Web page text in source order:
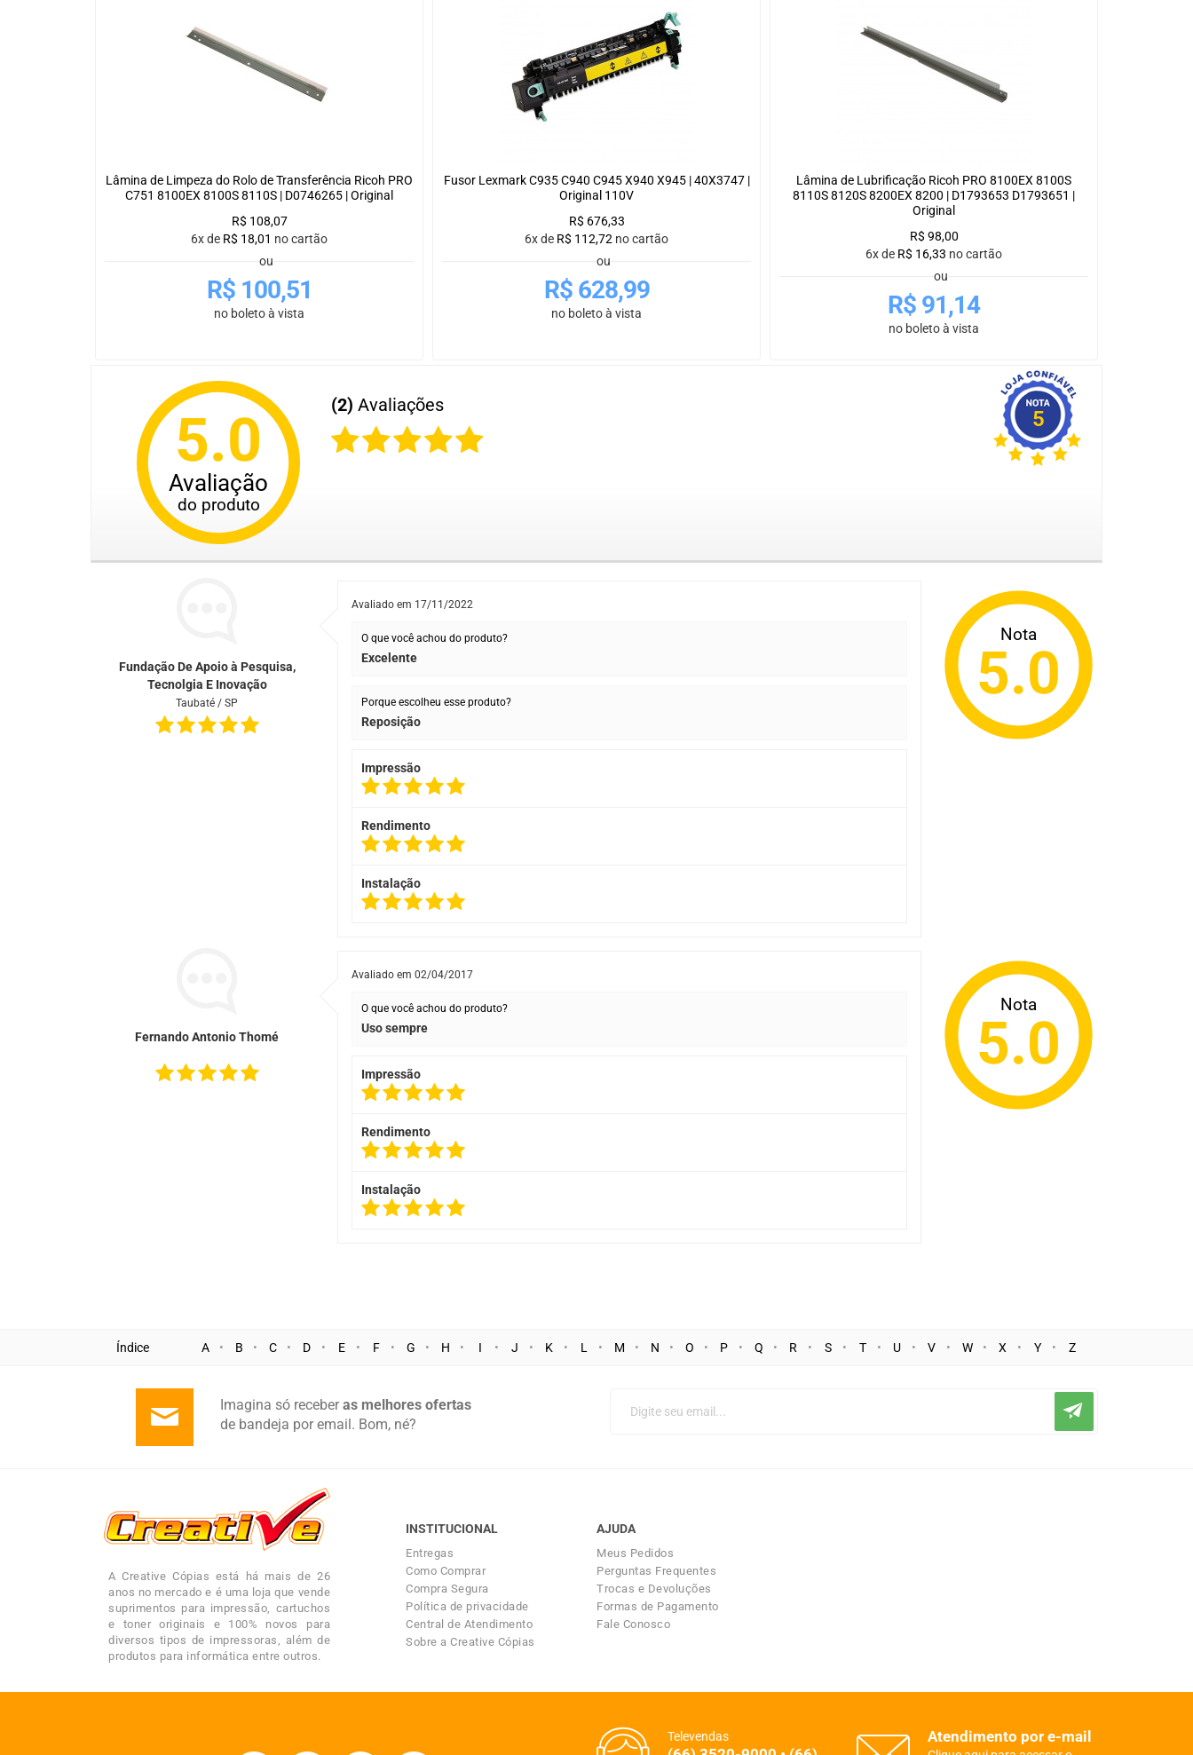
Lâmina de Limpeza do Rolo de Transferência Ricoh PRO
C751 8100EX 8100S 8110S | D0746265 | Original
R$ 108,07
6x de R$ 18,01 no cartão
ou
R$100,51
no boleto à vista
Fusor Lexmark C935 C940 C945 X940 X945 | 40X3747 |
Original 110V
R$ 676,33
6x de R$ 112,72 no cartão
ou
R$628,99
no boleto à vista
Lâmina de Lubrificação Ricoh PRO 8100EX 8100S
8110S 8120S 8200EX 8200 | D1793653 D1793651 |
Original
R$ 98,00
6x de R$ 16,33 no cartão
ou
R$ 91,14
no boleto à vista
5.0
Avaliação
do produto
(2) Avaliações
5
Fundação De Apoio à Pesquisa,
Tecnolgia E Inovação
Taubaté / SP
Avaliado em 17/11/2022
O que você achou do produto?
Excelente
Porque escolheu esse produto?
Reposição
Impressão
Rendimento
Instalação
Nota
5.0
Fernando Antonio Thomé
Avaliado em 02/04/2017
O que você achou do produto?
Uso sempre
Impressão
Rendimento
Instalação
Nota
5.0
Índice A B C D E F G H I J K L M N O P Q R S T U V W X Y Z
Imagina só receberas melhores ofertas
de bandeja por email. Bom, né?
A Creative Cópias está há mais de 26
anos no mercado e é uma loja que vende
suprimentos para impressão, cartuchos
e toner originais e 100% novos para
diversos tipos de impressoras, além de
produtos para informática entre outros.
INSTITUCIONAL
Entregas
Como Comprar
Compra Segura
Política de privacidade
Central de Atendimento
Sobre a Creative Cópias
AJUDA
Meus Pedidos
Perguntas Frequentes
Trocas e Devoluções
Formas de Pagamento
Fale Conosco
Televendas Atendimento por e-mail